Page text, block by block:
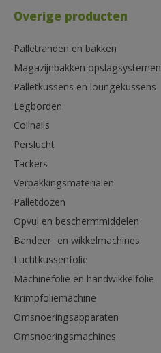
Overige producten
Palletranden en bakken
Magazijnbakken opslagsystemen
Palletkussens en loungekussens
Legborden
Coilnails
Perslucht
Tackers
Verpakkingsmaterialen
Palletdozen
Opvul en beschermmiddelen
Bandeer- en wikkelmachines
Luchtkussenfolie
Machinefolie en handwikkelfolie
Krimpfoliemachine
Omsnoeringsapparaten
Omsnoeringsmachines